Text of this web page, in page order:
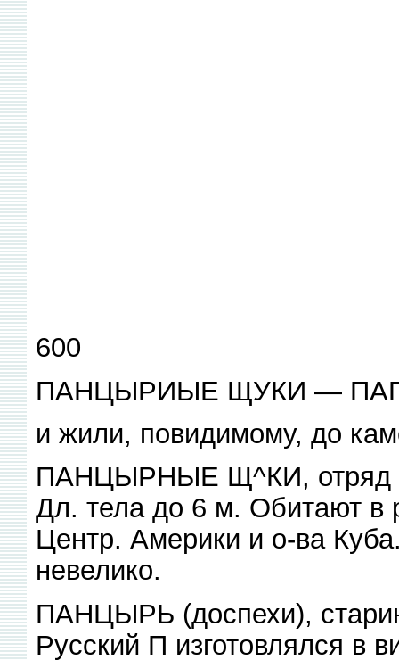
600
ПАНЦЫРИЫЕ ЩУКИ —
и жили, повидимому, до
ПАНЦЫРНЫЕ Щ^КИ, отряд
Дл. тела до 6 м. Обитают в
Центр. Америки и о-ва
невелико.
ПАНЦЫРЬ (доспехи),
Русский П изготовлялся в